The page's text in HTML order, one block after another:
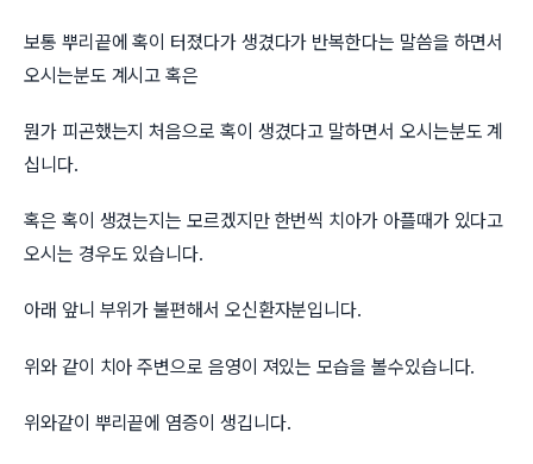
보통 뿌리끝에 혹이 터졌다가 생겼다가 반복한다는 말씀을 하면서
오시는분도 계시고 혹은
뭔가 피곤했는지 처음으로 혹이 생겼다고 말하면서 오시는분도 계
십니다.
혹은 혹이 생겼는지는 모르겠지만 한번씩 치아가 아플때가 있다고
오시는 경우도 있습니다.
아래 앞니 부위가 불편해서 오신환자분입니다.
위와 같이 치아 주변으로 음영이 져있는 모습을 볼수있습니다.
위와같이 뿌리끝에 염증이 생깁니다.